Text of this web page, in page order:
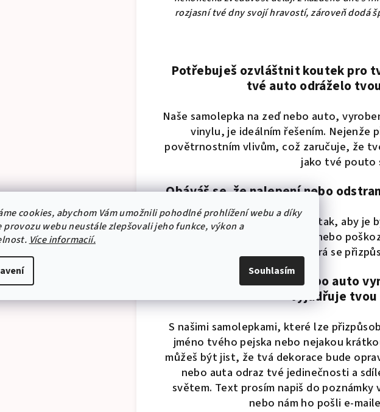
cookies, abychom Vám umožnili pohodlné prohlížení webu a díky
provozu webu neustále zlepšovali jeho funkce, výkon a
Více informacií.
Souhlasím
rozjasní tvé dny svojí hravostí, zároveň dodá
Potřebuješ ozvláštnit koutek pro
tvé auto odráželo
Naše samolepka na zeď nebo auto,
vinylu, je ideálním řešením. Nejenže
povětrnostním vlivům, což zaručuje, že
jako tvé pouto
Obáváš se, že nalepení nebo
Naše samolepky jsou navrženy tak, aby
odstranit bez zanechání stop nebo
dekoraci, která se
hceš, aby tvůj domov nebo auto
vyjadřuje tvou
S našimi samolepkami, které lze
jméno tvého pejska nebo nejakou
můžeš být jist, že tvá dekorace bude
nebo auta odraz tvé jedinečnosti a
světem. Text prosím napiš do
nebo nám ho pošli e-